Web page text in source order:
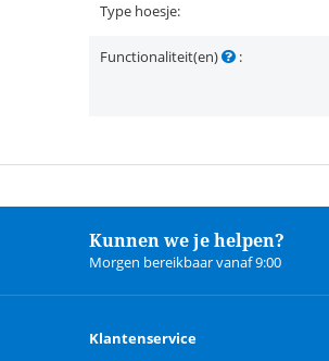
Type hoesje:
Functionaliteit(en) :
Kunnen we je helpen?
Morgen bereikbaar vanaf 9:00
Klantenservice